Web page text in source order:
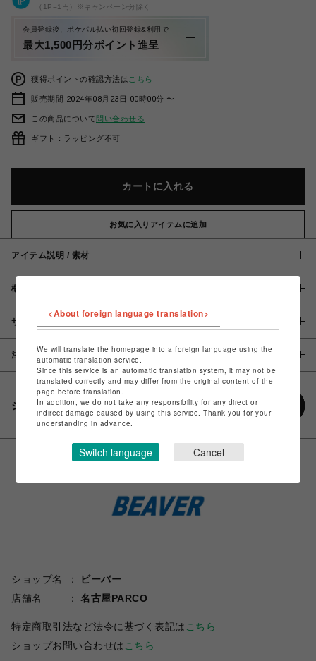
（1P=1円）※キャンペーン分除く
会員登録後、ポケパル払い初回登録&利用で
最大1,500円分ポイント進呈
獲得ポイントの確認方法は こちら
販売期間 2024年08月23日 00時00分 〜
この商品について問い合わせる
ギフト：ラッピング不可
カートに入れる
お気に入りアイテムに追加
アイテム説明 / 素材
概要
サイズ
注意事項
シェアする
ショップ名
ビーバー
店舗名
名古屋PARCO
特定商取引法など法令に基づく表記は こちら
ショップお問い合わせは こちら
<About foreign language translation>
We will translate the homepage into a foreign language using the
automatic translation service.
Since this service is an automatic translation system, it may not be
translated correctly and may differ from the original content of the
page before translation.
In addition, we do not take any responsibility for any direct or
indirect damage caused by using this service. Thank you for your
understanding in advance.
Switch language Cancel